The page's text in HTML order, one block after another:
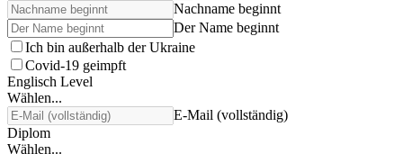
Nachname beginnt
Der Name beginnt
Ich bin außerhalb der Ukraine
Covid-19 geimpft
Englisch Level
Wählen...
E-Mail (vollständig)
Diplom
Wählen...